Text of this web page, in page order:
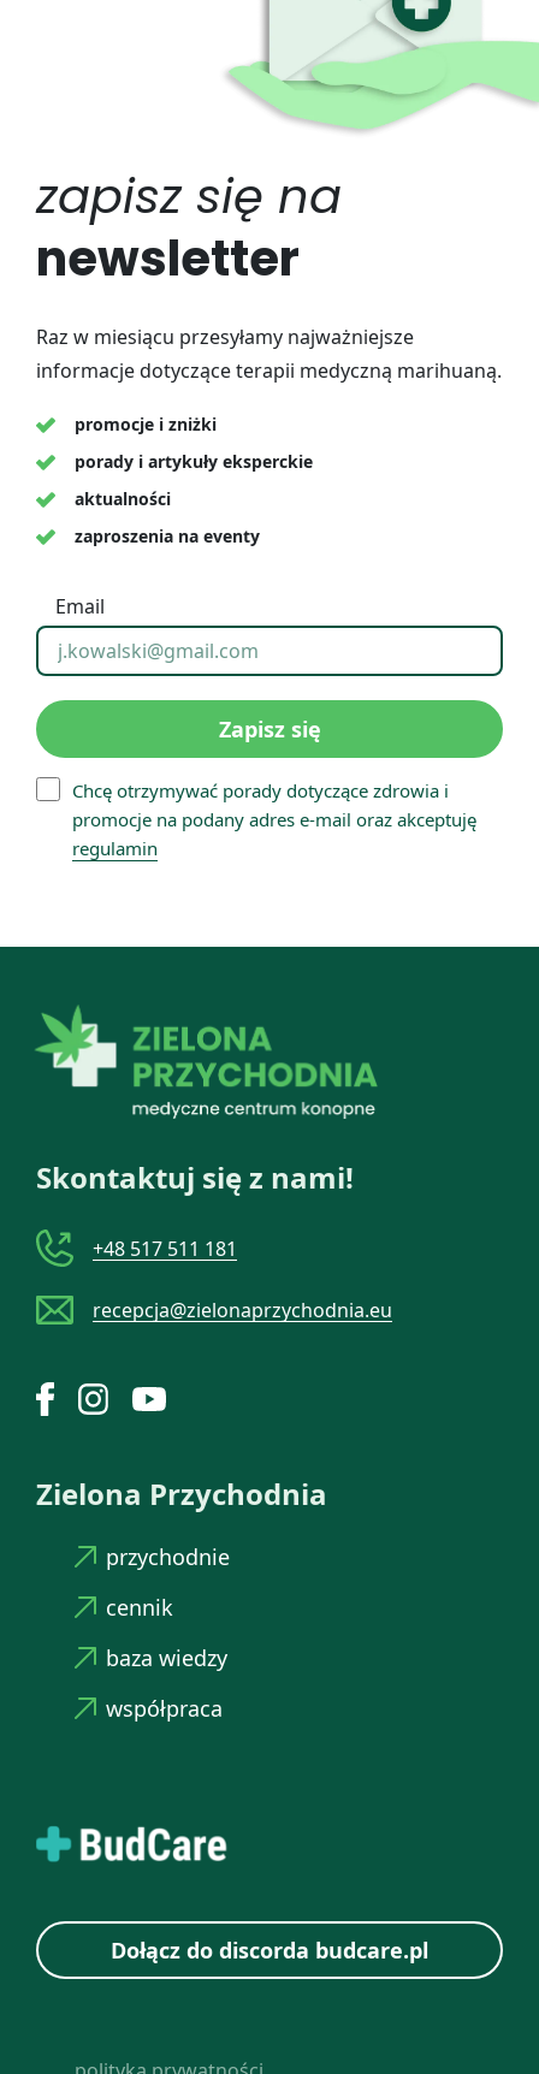
zapisz się na
newsletter
Raz w miesiącu przesyłamy najważniejsze
informacje dotyczące terapii medyczną marihuaną.
promocje i zniżki
porady i artykuły eksperckie
aktualności
zaproszenia na eventy
Email
Zapisz się
Chcę otrzymywać porady dotyczące zdrowia i
promocje na podany adres e-mail oraz akceptuję
regulamin
Skontaktuj się z nami!
+48 517 511 181
recepcja@zielonaprzychodnia.eu
Zielona Przychodnia
przychodnie
cennik
baza wiedzy
współpraca
Dołącz do discorda budcare.pl